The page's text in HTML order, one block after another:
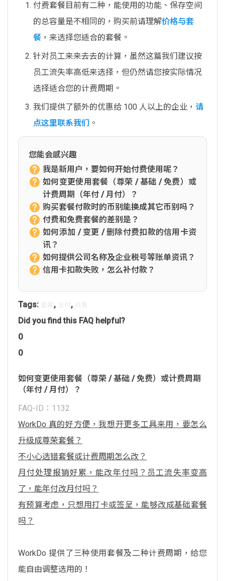
付费套餐目前有二种，能使用的功能、保存空间
的总容量是不相同的，购买前请理解价格与套
餐 ，来选择您适合的套餐。
针对员工来来去去的计算，虽然这篇我们建议按
员工流失率高低来选择，但仍然请您按实际情况
选择适合您的计费周期。
我们提供了额外的优惠给 100 人以上的企业， 请
点这里联系我们 。
您能会感兴趣
我是新用户，要如何开始付费使用呢？
如何变更使用套餐（尊荣 / 基础 / 免费）或
计费周期（年付 / 月付）？
购买套餐付款时的币别能换成其它币别吗？
付费和免费套餐的差别是？
如何添加 / 变更 / 删除付费扣款的信用卡资
讯？
如何提供公司名称及企业税号等账单资讯？
信用卡扣款失败，怎么补付款？
Tags: , ,
Did you find this FAQ helpful?
0
0
如何变更使用套餐（尊荣 / 基础 / 免费）或计费周期
（年付 / 月付）？
FAQ-ID：1132
WorkDo 真的好方便，我想开更多工具来用，要怎么
升级成尊荣套餐？
不小心选错套餐或计费周期怎么改？
月付处理报销好累，能改年付吗？员工流失率变高
了，能年付改月付吗？
有预算考虑，只想用打卡或签呈，能够改成基础套餐
吗？
WorkDo 提供了三种使用套餐及二种计费周期，给您
能自由调整选用的！